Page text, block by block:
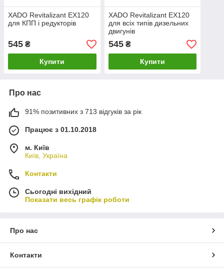
XADO Revitalizant EX120
для КПП і редукторів
545 ₴
Купити
XADO Revitalizant EX120
для всіх типів дизельних
двигунів
545₴
Купити
Про нас
91% позитивних з 713 відгуків за рік
Працює з 01.10.2018
м. Київ
Київ, Україна
Контакти
Сьогодні вихідний
Показати весь графік роботи
Про нас
Контакти